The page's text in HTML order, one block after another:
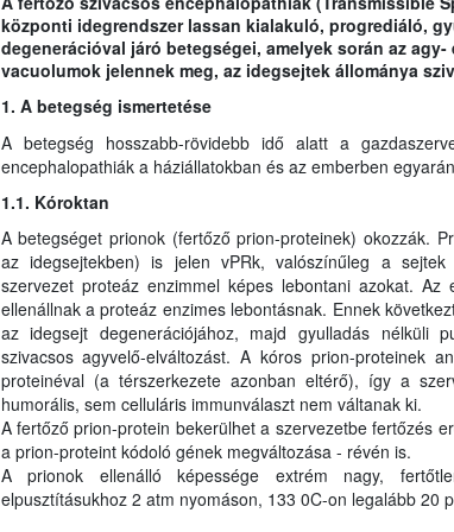
központi idegrendszer lassan kialakuló, progrediáló,
degenerációval járó betegségei, amelyek során az
vacuolumok jelennek meg, az idegsejtek állománya
1. A betegség ismertetése
A betegség hosszabb-rövidebb idő alatt a
encephalopathiák a háziállatokban és az emberben
1.1. Kóroktan
A betegséget prionok (fertőző prion-proteinek) okozzák.
az idegsejtekben) is jelen vPRk, valószínűleg a
szervezet proteáz enzimmel képes lebontani azokat. Az
ellenállnak a proteáz enzimes lebontásnak. Ennek
az idegsejt degenerációjához, majd gyulladás nélküli
szivacsos agyvelő-elváltozást. A kóros prion-proteinek
proteinéval (a térszerkezete azonban eltérő), így a
humorális, sem celluláris immunválaszt nem váltanak ki.
A fertőző prion-protein bekerülhet a szervezetbe fertőzés
a prion-proteint kódoló gének megváltozása - révén is.
A prionok ellenálló képessége extrém nagy,
elpusztításukhoz 2 atm nyomáson, 133 0C-on legalább 20